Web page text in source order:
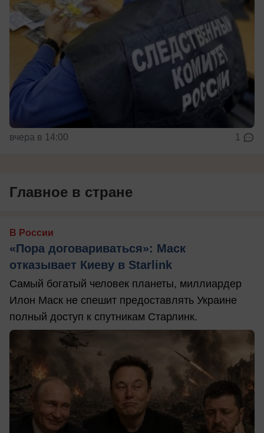
вчера в 14:00 1
Главное в стране
В России
«Пора договариваться»: Маск
отказывает Киеву в Starlink
Самый богатый человек планеты, миллиардер
Илон Маск не спешит предоставлять Украине
полный доступ к спутникам Старлинк.